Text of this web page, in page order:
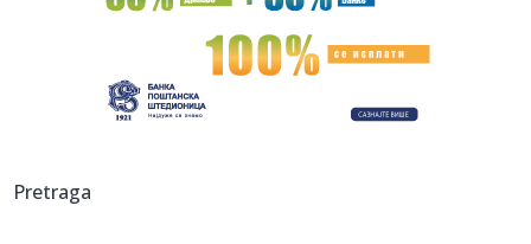
Ovaj znak pročita čoveka za samo pet minuta
08:59:Vladimir Đukanović: Lako može da se desi da na izborima
sam došao...
Pretraga